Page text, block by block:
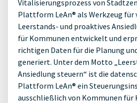
Vitalisierungsprozess von
Plattform LeAn® als Werkzeug für
Leerstands- und proaktives
für Kommunen entwickelt und
richtigen Daten für die Planung
generiert. Unter dem Motto
Ansiedlung steuern“ ist die
Plattform LeAn® ein
ausschließlich von Kommunen für